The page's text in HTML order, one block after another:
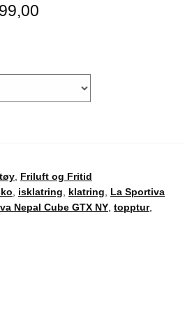
kr 6.999,00.
Friluft og Fritid
isklatring klatring
La Sportiva
Nepal Cube GTX NY topptur,